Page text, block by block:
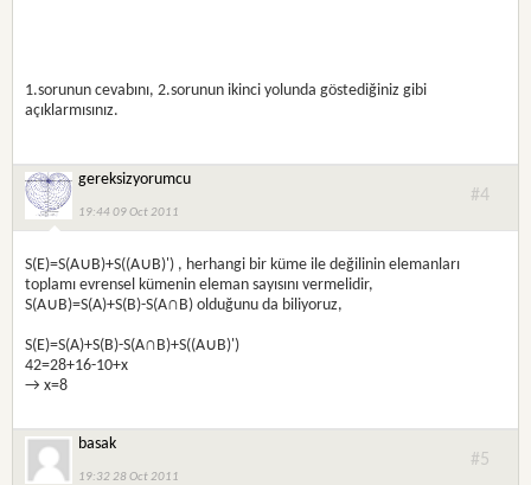
1.sorunun cevabını, 2.sorunun ikinci yolunda göstediğiniz gibi
açıklarmısınız.
gereksizyorumcu
19:44 09 Oct 2011
#4
S(E)=S(A∪B)+S((A∪B)') , herhangi bir küme ile değilinin elemanları
toplamı evrensel kümenin eleman sayısını vermelidir,
S(A∪B)=S(A)+S(B)-S(A∩B) olduğunu da biliyoruz,
S(E)=S(A)+S(B)-S(A∩B)+S((A∪B)')
42=28+16-10+x
→ x=8
basak
19:32 28 Oct 2011
#5